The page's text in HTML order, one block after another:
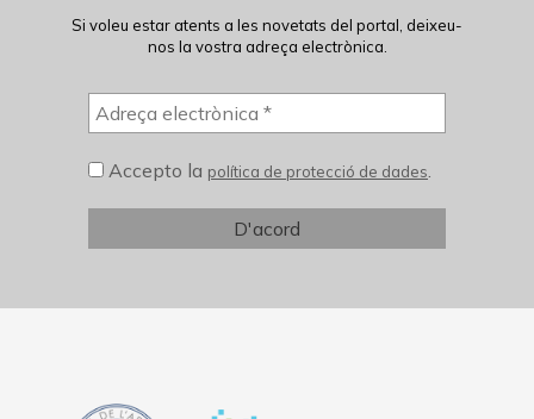
Si voleu estar atents a les novetats del portal, deixeu-
nos la vostra adreça electrònica.
Accepto la política de protecció de dades.